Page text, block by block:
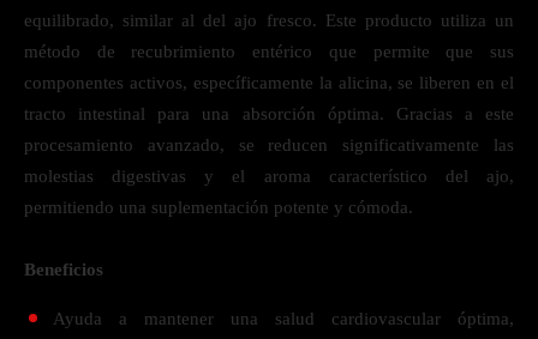
equilibrado, similar al del ajo fresco. Este producto utiliza un
método de recubrimiento entérico que permite que sus
componentes activos, específicamente la alicina, se liberen en el
tracto intestinal para una absorción óptima. Gracias a este
procesamiento avanzado, se reducen significativamente las
molestias digestivas y el aroma característico del ajo,
permitiendo una suplementación potente y cómoda.
Beneficios
Ayuda a mantener una salud cardiovascular óptima,